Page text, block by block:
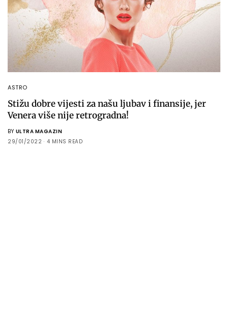
ASTRO
Stižu dobre vijesti za našu ljubav i finansije, jer
Venera više nije retrogradna!
BY ULTRA MAGAZIN
29/01/2022
4 MINS READ